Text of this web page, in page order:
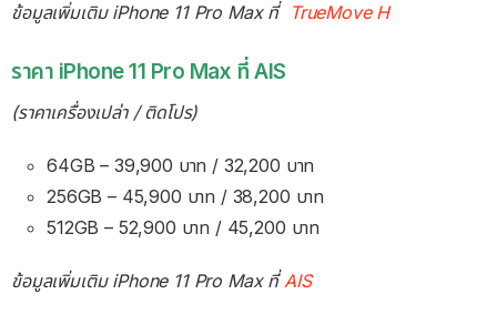
ข้อมูลเพิ่มเติม iPhone 11 Pro Max ที่ TrueMove H
ราคา iPhone 11 Pro Max ที่ AIS
(ราคาเครื่องเปล่า / ติดโปร)
64GB – 39,900 บาท / 32,200 บาท
256GB – 45,900 บาท / 38,200 บาท
512GB – 52,900 บาท / 45,200 บาท
ข้อมูลเพิ่มเติม iPhone 11 Pro Max ที่AIS